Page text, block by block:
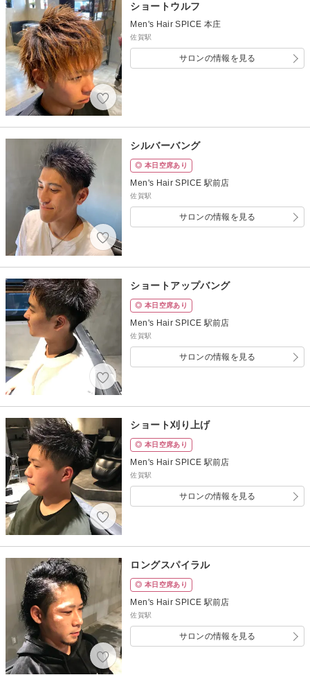
ショートウルフ
Men's Hair SPICE 本庄
佐賀駅
サロンの情報を見る
シルバーバング
◎ 本日空席あり
Men's Hair SPICE 駅前店
佐賀駅
サロンの情報を見る
ショートアップバング
◎ 本日空席あり
Men's Hair SPICE 駅前店
佐賀駅
サロンの情報を見る
ショート刈り上げ
◎ 本日空席あり
Men's Hair SPICE 駅前店
佐賀駅
サロンの情報を見る
ロングスパイラル
◎ 本日空席あり
Men's Hair SPICE 駅前店
佐賀駅
サロンの情報を見る